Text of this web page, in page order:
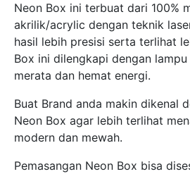
Neon Box ini terbuat dari 100%
akrilik/acrylic dengan teknik
hasil lebih presisi serta terlihat
Box ini dilengkapi dengan
merata dan hemat energi.
Buat Brand anda makin dikenal
Neon Box agar lebih terlihat
modern dan mewah.
Pemasangan Neon Box bisa